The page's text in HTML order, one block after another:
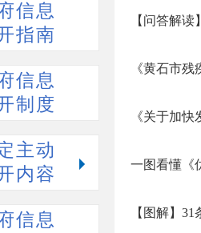
信息
指南
信息
制度
主动
内容
信息
【问答解
《黄石市
《关于加
一图看懂《
【图解】